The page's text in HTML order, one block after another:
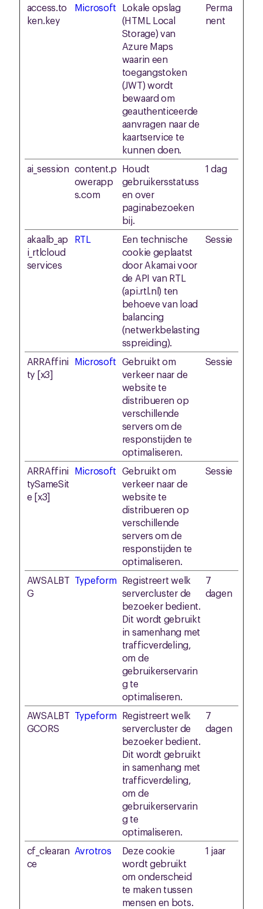
access.to
ken.key
Microsoft Lokale opslag
(HTML Local
Storage) van
Azure Maps
waarin een
toegangstoken
(JWT) wordt
bewaard om
geauthenticeerde
aanvragen naar de
kaartservice te
kunnen doen.
Perma
nent
ai_session content.p
owerapp
s.com
Houdt
gebruikersstatuss
en over
paginabezoeken
bij.
1 dag
akaalb_ap
i_rtlcloud
services
RTL
Een technische
cookie geplaatst
door Akamai voor
de API van RTL
(api.rtl.nl) ten
behoeve van load
balancing
(netwerkbelasting
sspreiding).
Sessie
ARRAffini
ty [x3]
Microsoft Gebruikt om
verkeer naar de
website te
distribueren op
verschillende
servers om de
responstijden te
optimaliseren.
Sessie
ARRAffini
tySameSit
e [x3]
Microsoft Gebruikt om
verkeer naar de
website te
distribueren op
verschillende
servers om de
responstijden te
optimaliseren.
Sessie
AWSALBT
G
Typeform Registreert welk
servercluster de
bezoeker bedient.
Dit wordt gebruikt
in samenhang met
trafficverdeling,
om de
gebruikerservarin
g te
optimaliseren.
7
dagen
AWSALBT
GCORS
Typeform Registreert welk
servercluster de
bezoeker bedient.
Dit wordt gebruikt
in samenhang met
trafficverdeling,
om de
gebruikerservarin
g te
optimaliseren.
7
dagen
cf_clearan
ce
Avrotros
Deze cookie
wordt gebruikt
om onderscheid
te maken tussen
mensen en bots.
1 jaar